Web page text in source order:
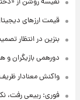
قیمت ارزهای دیجیتال امروز
بنزین در انتظار
دورهمی بازیگران
واکنش معنادار
فوری: ربیعی رفت،